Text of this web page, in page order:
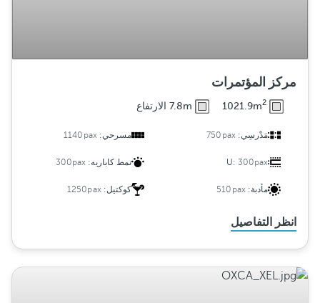
مركز المؤتمرات
1021.9m2 7.8m الارتفاع
مَدْرسِي:750pax مسرحي:1140pax
U: 300pax نمط كاباريه: 300pax
مأدبة:510pax كوكتيل:1250pax
انظر التفاصيل